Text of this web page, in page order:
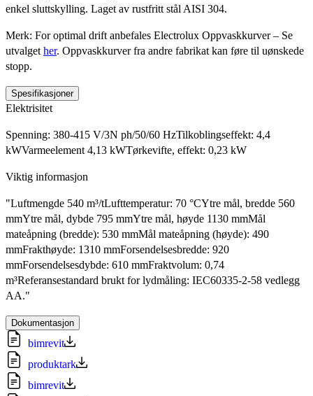
enkel sluttskylling. Laget av rustfritt stål AISI 304.
Merk: For optimal drift anbefales Electrolux Oppvaskkurver – Se
utvalget her. Oppvaskkurver fra andre fabrikat kan føre til uønskede
stopp.
Spesifikasjoner
Elektrisitet
Spenning: 380-415 V/3N ph/50/60 HzTilkoblingseffekt: 4,4
kWVarmeelement 4,13 kWTørkevifte, effekt: 0,23 kW
Viktig informasjon
"Luftmengde 540 m³/tLufttemperatur: 70 °CYtre mål, bredde 560
mmYtre mål, dybde 795 mmYtre mål, høyde 1130 mmMål
mateåpning (bredde): 530 mmMål mateåpning (høyde): 490
mmFrakthøyde: 1310 mmForsendelsesbredde: 920
mmForsendelsesdybde: 610 mmFraktvolum: 0,74
m³Referansestandard brukt for lydmåling: IEC60335-2-58 vedlegg
AA."
Dokumentasjon
bimrevit
produktark
bimrevit